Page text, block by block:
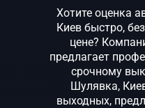
Хотите оценка
Киев быстро,
цене?
предлагает
срочному
Шулявка,
выходных,